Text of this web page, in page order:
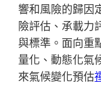
響和風險的歸因
險評估、承載力
與標準。面向重
量化、動態化氣
來氣候變化預估